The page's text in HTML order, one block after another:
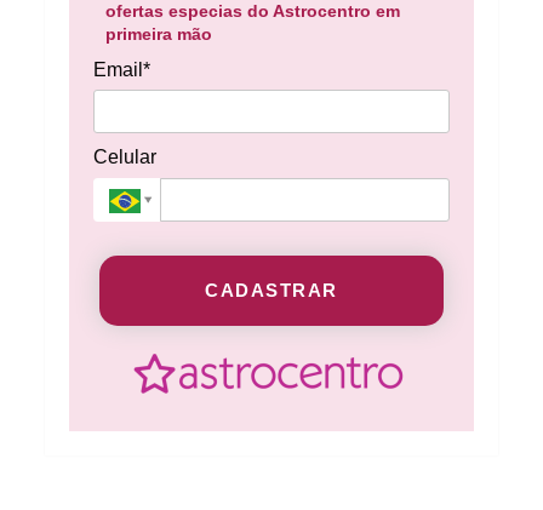
ofertas especias do Astrocentro em
primeira mão
Email*
Celular
CADASTRAR